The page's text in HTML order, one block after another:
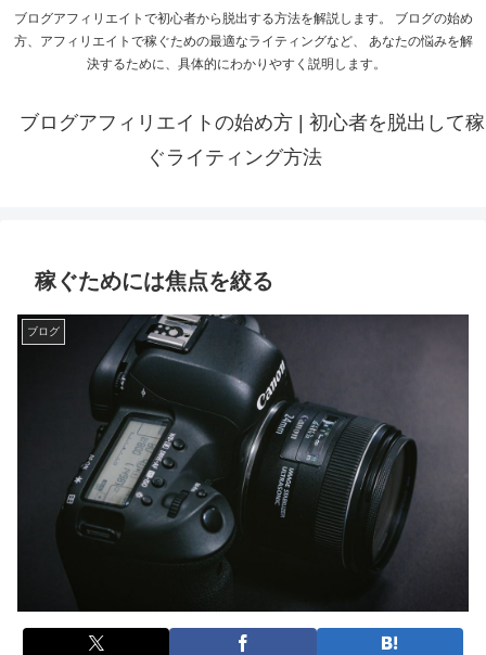
ブログアフィリエイトで初心者から脱出する方法を解説します。 ブログの始め
方、アフィリエイトで稼ぐための最適なライティングなど、 あなたの悩みを解
決するために、具体的にわかりやすく説明します。
ブログアフィリエイトの始め方 | 初心者を脱出して稼
ぐライティング方法
稼ぐためには焦点を絞る
ブログ